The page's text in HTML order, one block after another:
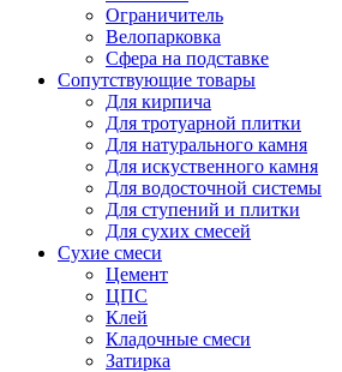
Ограничитель
Велопарковка
Сфера на подставке
Сопутствующие товары
Для кирпича
Для тротуарной плитки
Для натурального камня
Для искуственного камня
Для водосточной системы
Для ступений и плитки
Для сухих смесей
Сухие смеси
Цемент
ЦПС
Клей
Кладочные смеси
Затирка